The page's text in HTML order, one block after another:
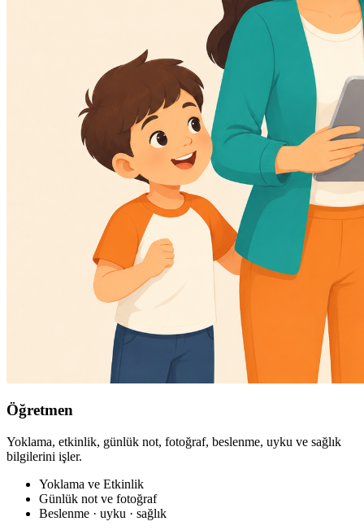
Öğretmen
Yoklama, etkinlik, günlük not, fotoğraf, beslenme, uyku ve sağlık
bilgilerini işler.
Yoklama ve Etkinlik
Günlük not ve fotoğraf
Beslenme · uyku · sağlık